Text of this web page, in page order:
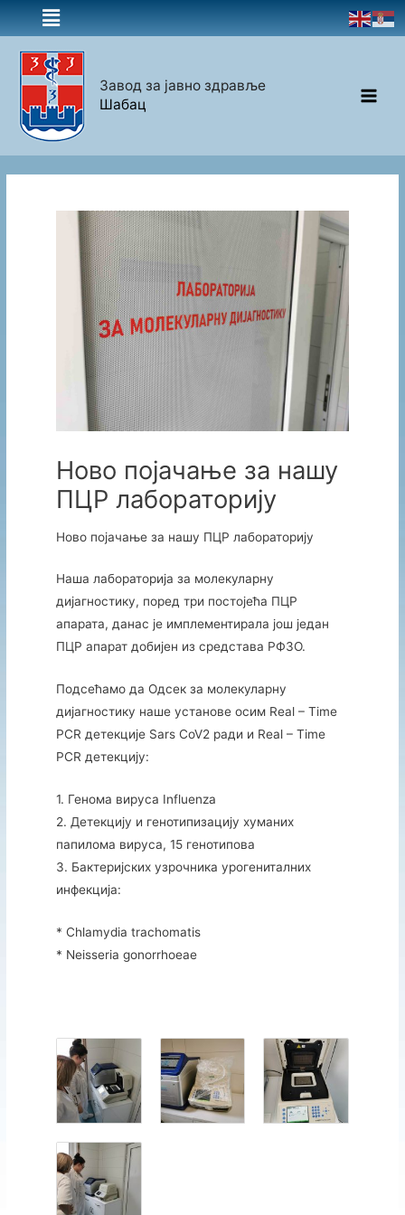
Завод за јавно здравље
Шабац
Ново појачање за нашу
ПЦР лабораторију
Ново појачање за нашу ПЦР лабораторију
Наша лабораторија за молекуларну
дијагностику, поред три постојећа ПЦР
апарата, данас је имплементирала још један
ПЦР апарат добијен из средстава РФЗО.
Подсећамо да Одсек за молекуларну
дијагностику наше установе осим Real – Time
PCR детекције Sars CoV2 ради и Real – Time
PCR детекцију:
1. Генома вируса Influenza
2. Детекцију и генотипизацију хуманих
папилома вируса, 15 генотипова
3. Бактеријских узрочника урогениталних
инфекција:
* Chlamydia trachomatis
* Neisseria gonorrhoeae